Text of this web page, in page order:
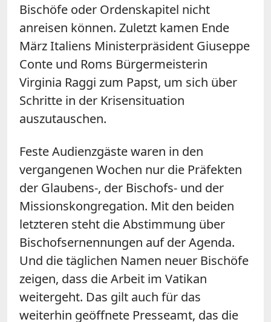
Bischöfe oder Ordenskapitel nicht
anreisen können. Zuletzt kamen Ende
März Italiens Ministerpräsident Giuseppe
Conte und Roms Bürgermeisterin
Virginia Raggi zum Papst, um sich über
Schritte in der Krisensituation
auszutauschen.
Feste Audienzgäste waren in den
vergangenen Wochen nur die Präfekten
der Glaubens-, der Bischofs- und der
Missionskongregation. Mit den beiden
letzteren steht die Abstimmung über
Bischofsernennungen auf der Agenda.
Und die täglichen Namen neuer Bischöfe
zeigen, dass die Arbeit im Vatikan
weitergeht. Das gilt auch für das
weiterhin geöffnete Presseamt, das die